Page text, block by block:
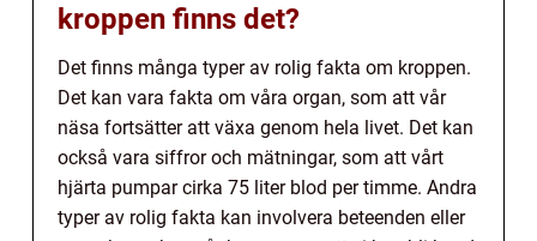
kroppen finns det?
Det finns många typer av rolig fakta om kroppen.
Det kan vara fakta om våra organ, som att vår
näsa fortsätter att växa genom hela livet. Det kan
också vara siffror och mätningar, som att vårt
hjärta pumpar cirka 75 liter blod per timme. Andra
typer av rolig fakta kan involvera beteenden eller